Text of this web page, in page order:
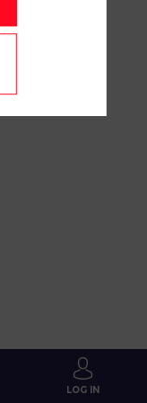
LOG IN